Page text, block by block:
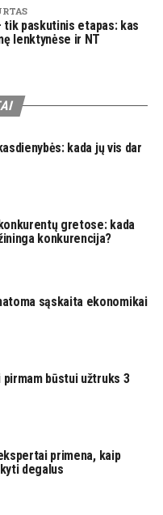
tik paskutinis etapas: kas
lenktynėse ir NT
kada jų vis dar
gretose: kada
konkurencija?
sąskaita ekonomikai
pirmam būstui užtruks 3
primena, kaip
degalus